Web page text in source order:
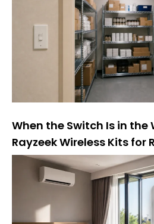
When the Switch Is in the
Rayzeek Wireless Kits for